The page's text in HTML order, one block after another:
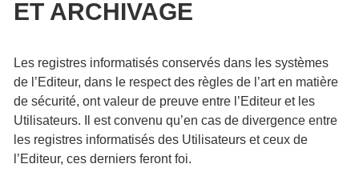
ET ARCHIVAGE
Les registres informatisés conservés dans les systèmes
de l’Editeur, dans le respect des règles de l’art en matière
de sécurité, ont valeur de preuve entre l’Editeur et les
Utilisateurs. Il est convenu qu’en cas de divergence entre
les registres informatisés des Utilisateurs et ceux de
l’Editeur, ces derniers feront foi.